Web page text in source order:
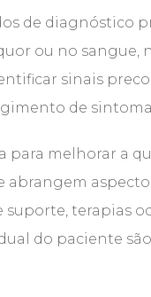
de diagnóstico
ou no
sinais
de
para melhorar a
terapias
do paciente